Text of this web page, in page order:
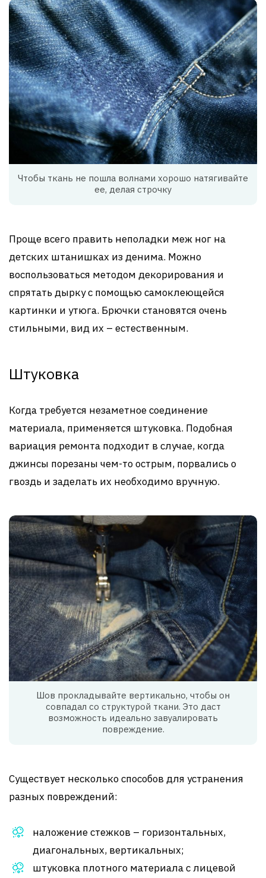
Чтобы ткань не пошла волнами хорошо натягивайте
ее, делая строчку
Проще всего править неполадки меж ног на
детских штанишках из денима. Можно
воспользоваться методом декорирования и
спрятать дырку с помощью самоклеющейся
картинки и утюга. Брючки становятся очень
стильными, вид их – естественным.
Штуковка
Когда требуется незаметное соединение
материала, применяется штуковка. Подобная
вариация ремонта подходит в случае, когда
джинсы порезаны чем-то острым, порвались о
гвоздь и заделать их необходимо вручную.
Шов прокладывайте вертикально, чтобы он
совпадал со структурой ткани. Это даст
возможность идеально завуалировать
повреждение.
Существует несколько способов для устранения
разных повреждений:
наложение стежков – горизонтальных,
диагональных, вертикальных;
штуковка плотного материала с лицевой